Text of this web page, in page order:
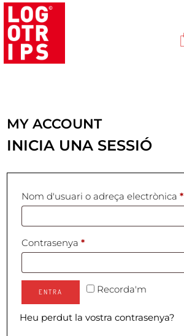
MY ACCOUNT
INICIA UNA SESSIÓ
Nom d'usuari o adreça electrònica*
Contrasenya*
Recorda'm
ENTRA
Heu perdut la vostra contrasenya?